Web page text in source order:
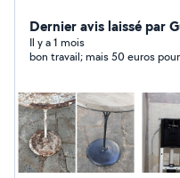
Pose de rideaux Petits dépannages Nettoyage intérieur
et extérieur Remplacement de joints et entretien
courant Auto-entrepreneur déclaré Devis gratuit sans
Dernier avis laissé par
Il y a 1 mois
bon travail; mais 50